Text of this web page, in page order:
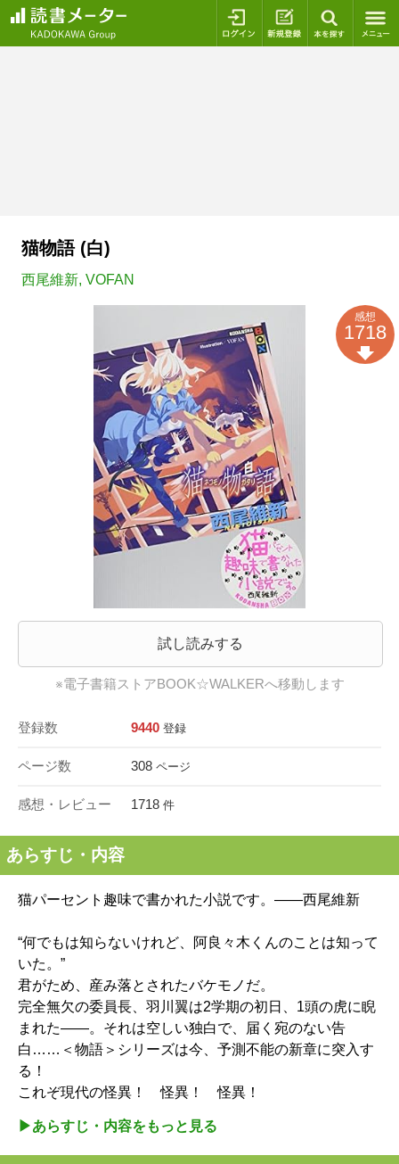
ログイン 新規登録
猫物語 (白)
西尾維新, VOFAN
試し読みする
※電子書籍ストアBOOK☆WALKERへ移動します
登録数 9440 登録
ページ数 308 ページ
感想・レビュー 1718 件
感想
1718
あらすじ・内容
猫パーセント趣味で書かれた小説です。――西尾維新
“何でもは知らないけれど、阿良々木くんのことは知って
いた。”
君がため、産み落とされたバケモノだ。
完全無欠の委員長、羽川翼は2学期の初日、1頭の虎に睨
まれた――。それは空しい独白で、届く宛のない告
白……＜物語＞シリーズは今、予測不能の新章に突入す
る！
これぞ現代の怪異！ 怪異！ 怪異！
▶︎あらすじ・内容をもっと見る